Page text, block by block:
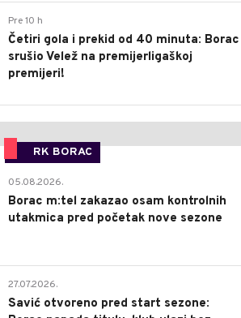
Pre 10 h
Četiri gola i prekid od 40 minuta: Borac
srušio Velež na premijerligaškoj
premijeri!
RK BORAC
05.08.2026.
Borac m:tel zakazao osam kontrolnih
utakmica pred početak nove sezone
27.07.2026.
Savić otvoreno pred start sezone: